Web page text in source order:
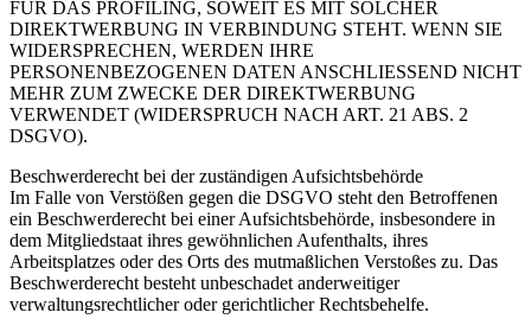
FÜR DAS PROFILING, SOWEIT ES MIT SOLCHER
DIREKTWERBUNG IN VERBINDUNG STEHT. WENN SIE
WIDERSPRECHEN, WERDEN IHRE
PERSONENBEZOGENEN DATEN ANSCHLIESSEND NICHT
MEHR ZUM ZWECKE DER DIREKTWERBUNG
VERWENDET (WIDERSPRUCH NACH ART. 21 ABS. 2
DSGVO).
Beschwerde­recht bei der zuständigen Aufsichts­behörde
Im Falle von Verstößen gegen die DSGVO steht den Betroffenen
ein Beschwerderecht bei einer Aufsichtsbehörde, insbesondere in
dem Mitgliedstaat ihres gewöhnlichen Aufenthalts, ihres
Arbeitsplatzes oder des Orts des mutmaßlichen Verstoßes zu. Das
Beschwerderecht besteht unbeschadet anderweitiger
verwaltungsrechtlicher oder gerichtlicher Rechtsbehelfe.